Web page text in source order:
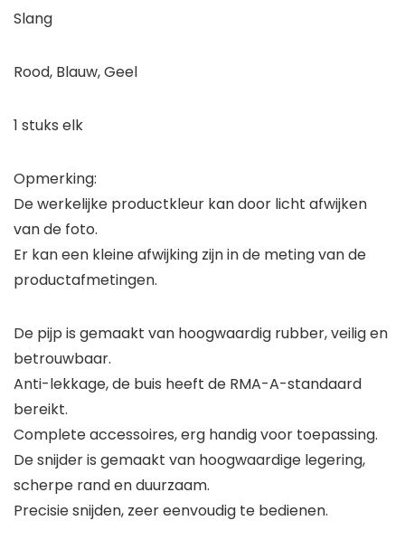
Slang
Rood, Blauw, Geel
1 stuks elk
Opmerking:
De werkelijke productkleur kan door licht afwijken
van de foto.
Er kan een kleine afwijking zijn in de meting van de
productafmetingen.
De pijp is gemaakt van hoogwaardig rubber, veilig en
betrouwbaar.
Anti-lekkage, de buis heeft de RMA-A-standaard
bereikt.
Complete accessoires, erg handig voor toepassing.
De snijder is gemaakt van hoogwaardige legering,
scherpe rand en duurzaam.
Precisie snijden, zeer eenvoudig te bedienen.